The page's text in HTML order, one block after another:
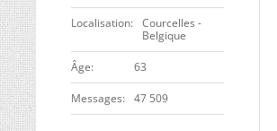
Localisation
Courcelles -
Belgique
ge 63
Messages 47 509